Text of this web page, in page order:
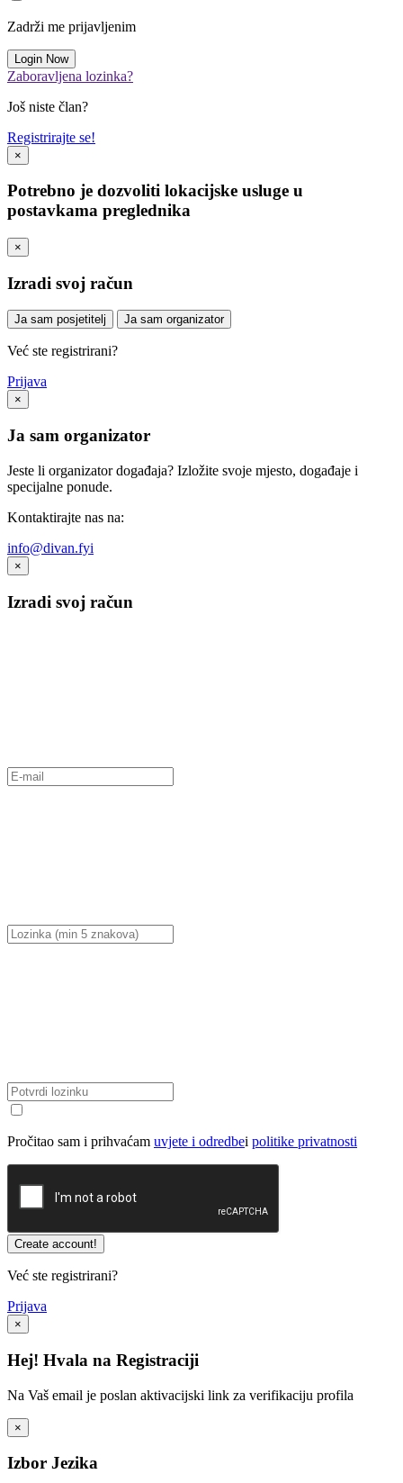
Zadrži me prijavljenim
Zaboravljena lozinka?
Još niste član?
Registrirajte se!
×
Potrebno je dozvoliti lokacijske usluge u
postavkama preglednika
×
Izradi svoj račun
Ja sam posjetitelj Ja sam organizator
Već ste registrirani?
Prijava
×
Ja sam organizator
Jeste li organizator događaja? Izložite svoje mjesto, događaje i
specijalne ponude.
Kontaktirajte nas na:
info@divan.fyi
×
Izradi svoj račun
Pročitao sam i prihvaćam uvjete i odredbei politike privatnosti
Već ste registrirani?
Prijava
×
Hej! Hvala na Registraciji
Na Vaš email je poslan aktivacijski link za verifikaciju profila
×
Izbor Jezika